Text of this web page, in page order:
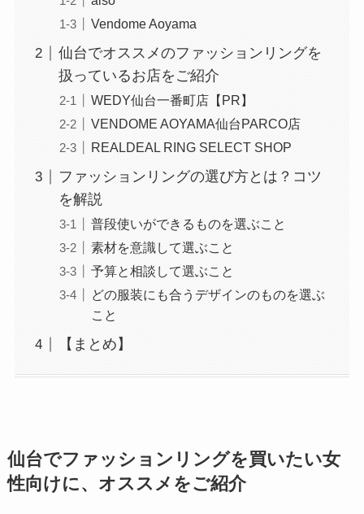
Vendome Aoyama
仙台でオススメのファッションリングを
扱っているお店をご紹介
WEDY仙台一番町店【PR】
VENDOME AOYAMA仙台PARCO店
REALDEAL RING SELECT SHOP
ファッションリングの選び方とは？コツ
を解説
普段使いができるものを選ぶこと
素材を意識して選ぶこと
予算と相談して選ぶこと
どの服装にも合うデザインのものを選ぶ
こと
【まとめ】
仙台でファッションリングを買いたい女
性向けに、オススメをご紹介